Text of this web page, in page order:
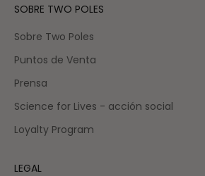
SOBRE TWO POLES
Sobre Two Poles
Puntos de Venta
Prensa
Science for Lives - acción social
Loyalty Program
LEGAL